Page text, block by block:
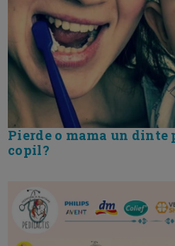
Pierde o mama un dinte
copil?